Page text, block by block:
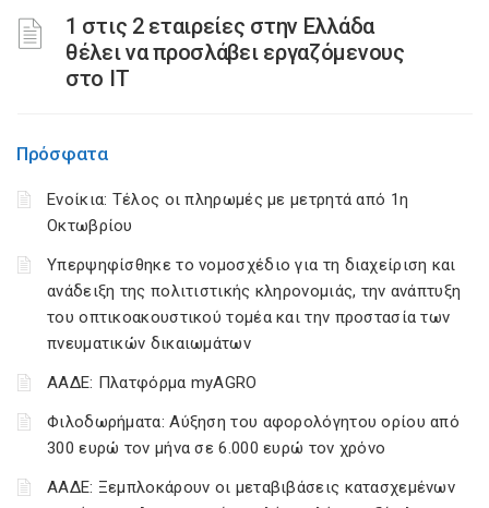
1 στις 2 εταιρείες στην Ελλάδα
θέλει να προσλάβει εργαζόμενους
στο ΙΤ
Πρόσφατα
Ενοίκια: Τέλος οι πληρωμές με μετρητά από 1η
Οκτωβρίου
Υπερψηφίσθηκε το νομοσχέδιο για τη διαχείριση και
ανάδειξη της πολιτιστικής κληρονομιάς, την ανάπτυξη
του οπτικοακουστικού τομέα και την προστασία των
πνευματικών δικαιωμάτων
ΑΑΔΕ: Πλατφόρμα myAGRO
Φιλοδωρήματα: Αύξηση του αφορολόγητου ορίου από
300 ευρώ τον μήνα σε 6.000 ευρώ τον χρόνο
ΑΑΔΕ: Ξεμπλοκάρουν οι μεταβιβάσεις κατασχεμένων